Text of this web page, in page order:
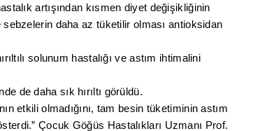
artışından kısmen diyet değişikliğinin
daha az tüketilir olması antioksidan
solunum hastalığı ve astım ihtimalini
de daha sık hırıltı görüldü.
etkili olmadığını, tam besin tüketiminin astım
Çocuk Göğüs Hastalıkları Uzmanı Prof.